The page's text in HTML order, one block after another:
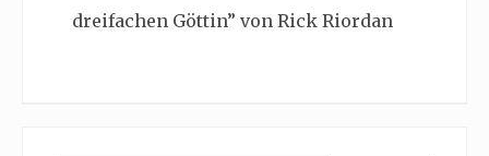
dreifachen Göttin” von Rick Riordan